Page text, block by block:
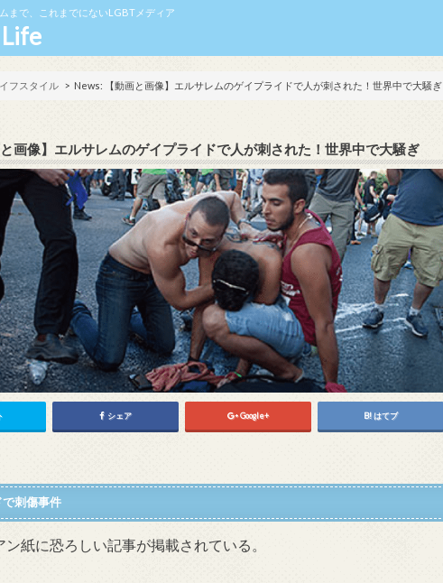
まで、これまでにないLGBTメディア
フスタイル News: 【動画と画像】エルサレムのゲイプライドで人が刺された！世界中で大騒ぎ
画像】エルサレムのゲイプライドで人が刺された！世界中で大騒ぎ
シェア Google+ はてブ
刺傷事件
紙に恐ろしい記事が掲載されている。